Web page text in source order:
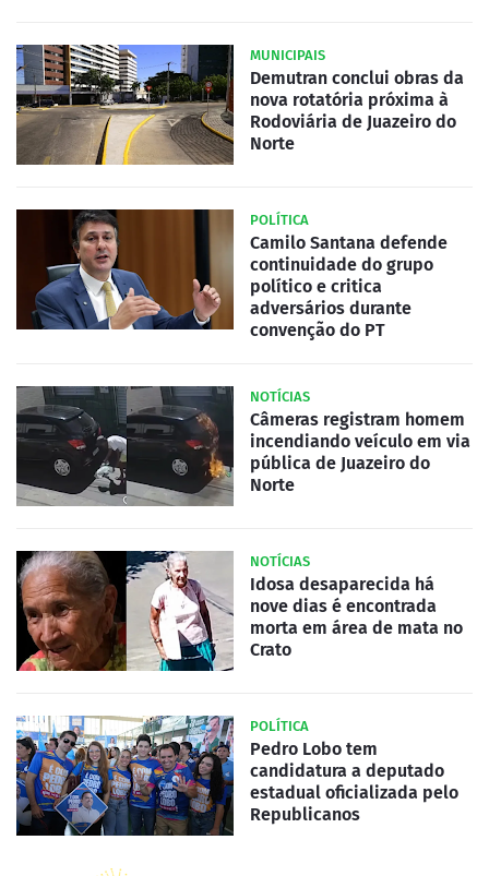
MUNICIPAIS
Demutran conclui obras da
nova rotatória próxima à
Rodoviária de Juazeiro do
Norte
POLÍTICA
Camilo Santana defende
continuidade do grupo
político e critica
adversários durante
convenção do PT
NOTÍCIAS
Câmeras registram homem
incendiando veículo em via
pública de Juazeiro do
Norte
NOTÍCIAS
Idosa desaparecida há
nove dias é encontrada
morta em área de mata no
Crato
POLÍTICA
Pedro Lobo tem
candidatura a deputado
estadual oficializada pelo
Republicanos